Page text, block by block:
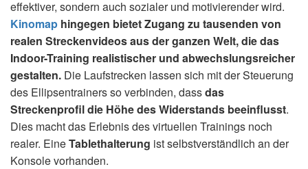
effektiver, sondern auch sozialer und motivierender wird.
Kinomap hingegen bietet Zugang zu tausenden von
realen Streckenvideos aus der ganzen Welt, die das
Indoor-Training realistischer und abwechslungsreicher
gestalten. Die Laufstrecken lassen sich mit der Steuerung
des Ellipsentrainers so verbinden, dassdas
Streckenprofil die Höhe des Widerstands beeinflusst.
Dies macht das Erlebnis des virtuellen Trainings noch
realer. EineTablethalterung ist selbstverständlich an der
Konsole vorhanden.